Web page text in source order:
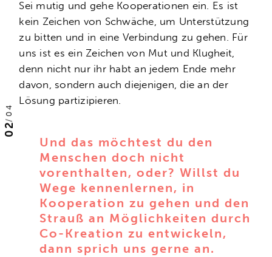
02
/
04
Sei mutig und gehe Kooperationen ein. Es ist
kein Zeichen von Schwäche, um Unterstützung
zu bitten und in eine Verbindung zu gehen. Für
uns ist es ein Zeichen von Mut und Klugheit,
denn nicht nur ihr habt an jedem Ende mehr
davon, sondern auch diejenigen, die an der
Lösung partizipieren.
Und das möchtest du den
Menschen doch nicht
vorenthalten, oder? Willst du
Wege kennenlernen, in
Kooperation zu gehen und den
Strauß an Möglichkeiten durch
Co-Kreation zu entwickeln,
dann sprich uns gerne an.